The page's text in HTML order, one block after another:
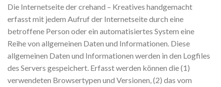
Die Internetseite der crehand – Kreatives handgemacht
erfasst mit jedem Aufruf der Internetseite durch eine
betroffene Person oder ein automatisiertes System eine
Reihe von allgemeinen Daten und Informationen. Diese
allgemeinen Daten und Informationen werden in den Logfiles
des Servers gespeichert. Erfasst werden können die (1)
verwendeten Browsertypen und Versionen, (2) das vom